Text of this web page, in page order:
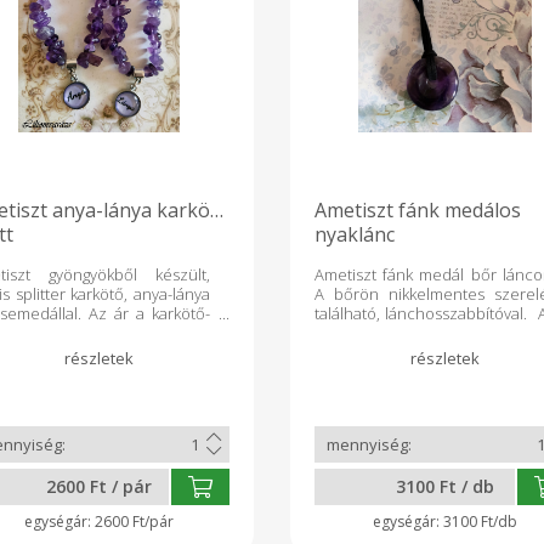
anya-lánya karkötő
gyöngyökből készült,
splitter karkötő, anya-lánya
Az ár a karkötő-
kvarckristály, színe az
világostól a bíborig
a lila. Ajánlott a Kos, Szűz,
Nyilas, Vízöntő, Halak
A spiritualitás
is tartják. Segíti az
belső békét
2600 Ft / pár
2600 Ft/pár
Ametiszt fánk medálos
nyaklánc
Ametiszt fánk medál bőr
A bőrön nikkelmentes
található, lánchosszabbítóval.
kvarckristály, színe az egészen
világostól a bíborig változhat,
Ajánlott a Kos, Szűz,
Nyilas, Vízöntő,
csillagjegyűeknek. A
kövének is tartják. Segíti
immunrendszert,
hormonegyensúlyt, belső békét
3100 Ft / db
3100 Ft/db